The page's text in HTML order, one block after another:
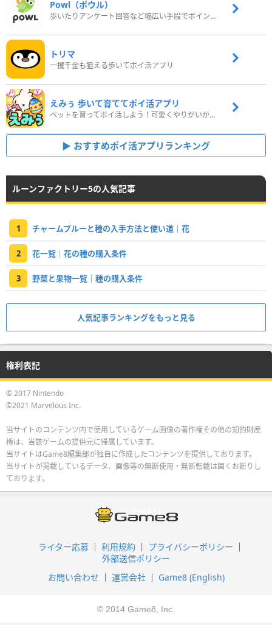
Powl（ポウル）
歩いたりアンケート回答など幅広い手段でポイントをゲット
トリマ
一攫千金も狙える歩いてポイ活アプリ
えみぅ 歩いて育ててポイ活アプリ
ペットを育ってポイ活しよう！可愛くやりがいがある新感覚アプリ
おすすめポイ活アプリランキング
ルーンファクトリー5の人気記事
1 チャームブルーと種の入手方法と使い道｜花
2 花一覧｜花の種の購入条件
3 野菜と果物一覧｜種の購入条件
人気記事ランキングをもっと見る
権利表記
© 2017 Nintendo
©2021 Marvelous Inc.
当サイトのコンテンツ内で使用しているゲーム画像の著作権その他の知的財産
権は、当該ゲームの提供元に帰属しています。
当サイトはGame8編集部が独自に作成したコンテンツを提供しております。
当サイトが掲載しているデータ、画像等の無断使用・無断転載は固くお断りし
ております。
ライター応募 利用規約
プライバシーポリシー
外部送信ポリシー
お問い合わせ
運営会社 Game8 (English)
© 2014 Game8, Inc.